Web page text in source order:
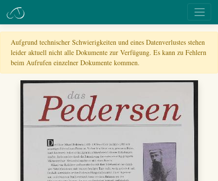
Aufgrund technischer Schwierigkeiten und eines Datenverlustes stehen
leider aktuell nicht alle Dokumente zur Verfügung. Es kann zu Fehlern
beim Aufrufen einzelner Dokumente kommen.